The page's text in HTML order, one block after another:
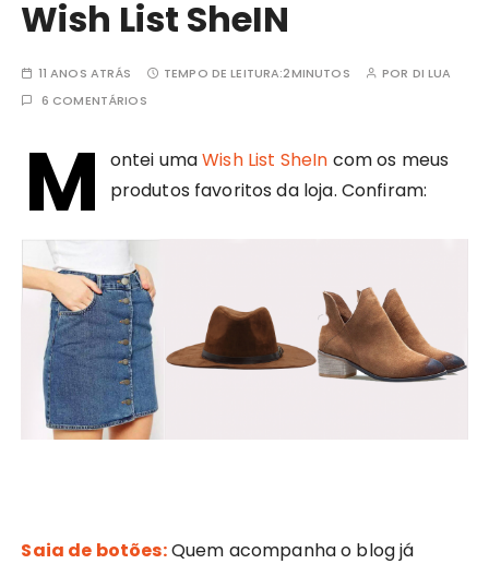
Wish List SheIN
11 ANOS ATRÁS TEMPO DE LEITURA:2MINUTOS POR DI LUA
6 COMENTÁRIOS
M ontei umaWish List SheIn com os meus
produtos favoritos da loja. Confiram:
Saia de botões:Quem acompanha o blog já